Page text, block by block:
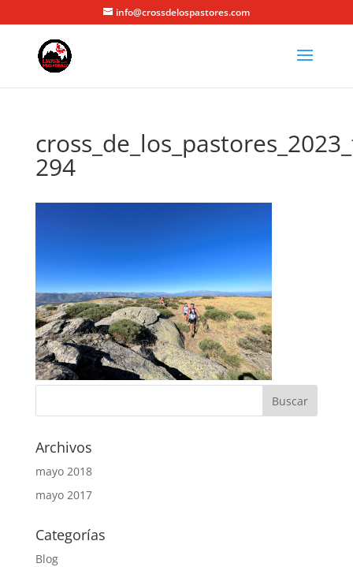
info@crossdelospastores.com
294
Archivos
mayo 2018
mayo 2017
Categorías
Blog